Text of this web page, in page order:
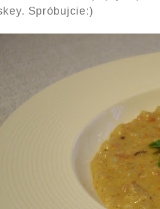
Spróbujcie:)